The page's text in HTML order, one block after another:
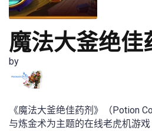
魔法大釜绝佳
by
《魔法大釜绝佳药剂》（Potion
与炼金术为主题的在线老虎机游